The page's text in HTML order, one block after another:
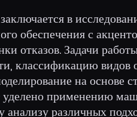
в
обеспечения с
отказов. Задачи
классификацию видов
на основе
применению
анализу различных